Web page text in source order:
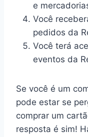
e
Você
pedidos da
Você terá
eventos da
Se você é um
pode estar se
comprar um
resposta é sim!